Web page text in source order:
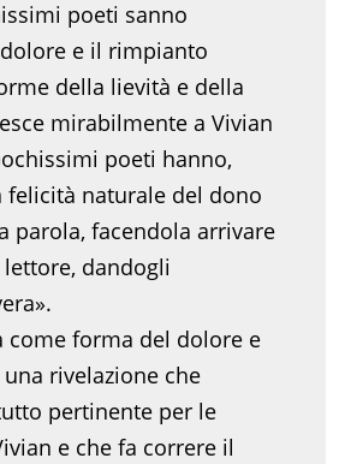
poeti sanno
e il rimpianto
della lievità e della
mirabilmente a Vivian
poeti hanno,
felicità naturale del dono
parola, facendola arrivare
dandogli
come forma del dolore e
rivelazione che
pertinente per le
e che fa correre il